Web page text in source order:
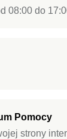
08:00 do
Pomocy
strony